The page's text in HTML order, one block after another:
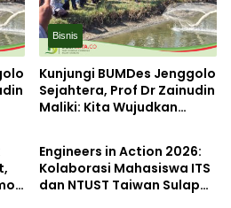
Bisnis
Kunjungi BUMDes Jenggolo
Sejahtera, Prof Dr Zainudin
Maliki: Kita Wujudkan
Pendidikan
Engineers in Action 2026:
Kolaborasi Mahasiswa ITS
dan NTUST Taiwan Sulap
Lifestyle